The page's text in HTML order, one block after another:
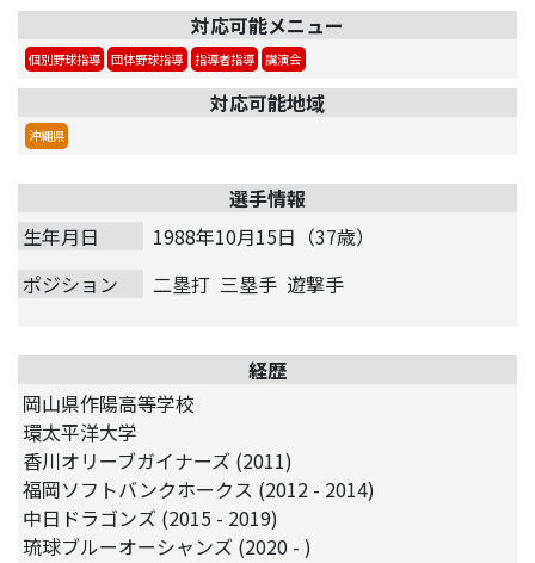
対応可能メニュー
個別野球指導 団体野球指導 指導者指導 講演会
対応可能地域
沖縄県
選手情報
生年月日
1988年10月15日（37歳）
ポジション
二塁打 三塁手 遊撃手
経歴
岡山県作陽高等学校
環太平洋大学
香川オリーブガイナーズ (2011)
福岡ソフトバンクホークス (2012 - 2014)
中日ドラゴンズ (2015 - 2019)
琉球ブルーオーシャンズ (2020 - )